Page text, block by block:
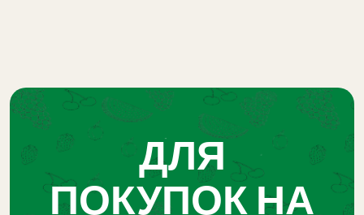
ДЛЯ
ПОКУПОК НА